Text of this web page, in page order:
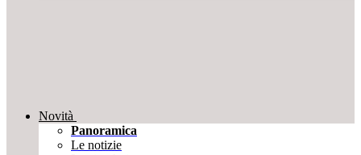
Novità
Panoramica
Le notizie